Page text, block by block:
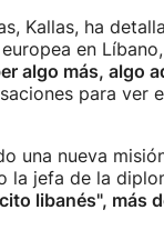
Kallas, ha
en
algo más, algo
para ver
una nueva
la jefa de la
libanés", más